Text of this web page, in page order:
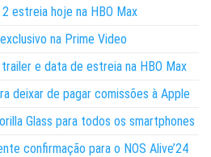
estreia hoje na HBO Max
na Prime Video
trailer e data de estreia na HBO Max
deixar de pagar comissões à Apple
Glass para todos os smartphones
confirmação para o NOS Alive’24